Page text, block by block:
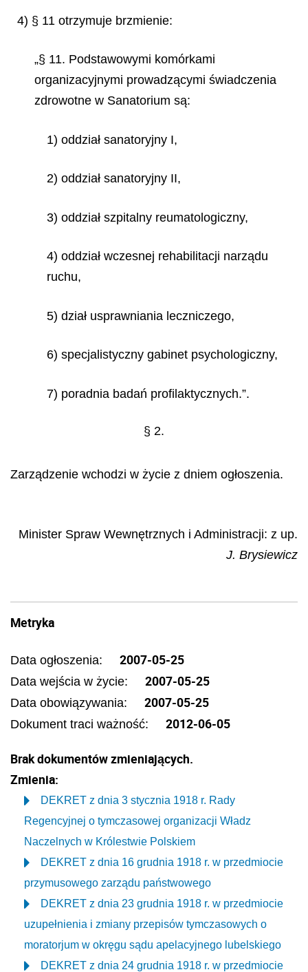
4) § 11 otrzymuje brzmienie:
„§ 11. Podstawowymi komórkami
organizacyjnymi prowadzącymi świadczenia
zdrowotne w Sanatorium są:
1) oddział sanatoryjny I,
2) oddział sanatoryjny II,
3) oddział szpitalny reumatologiczny,
4) oddział wczesnej rehabilitacji narządu
ruchu,
5) dział usprawniania leczniczego,
6) specjalistyczny gabinet psychologiczny,
7) poradnia badań profilaktycznych.”.
§ 2.
Zarządzenie wchodzi w życie z dniem ogłoszenia.
Minister Spraw Wewnętrznych i Administracji: z up.
J. Brysiewicz
Metryka
Data ogłoszenia: 2007-05-25
Data wejścia w życie: 2007-05-25
Data obowiązywania: 2007-05-25
Dokument traci ważność: 2012-06-05
Brak dokumentów zmieniających.
Zmienia:
DEKRET z dnia 3 stycznia 1918 r. Rady
Regencyjnej o tymczasowej organizacji Władz
Naczelnych w Królestwie Polskiem
DEKRET z dnia 16 grudnia 1918 r. w przedmiocie
przymusowego zarządu państwowego
DEKRET z dnia 23 grudnia 1918 r. w przedmiocie
uzupełnienia i zmiany przepisów tymczasowych o
moratorjum w okręgu sądu apelacyjnego lubelskiego
DEKRET z dnia 24 grudnia 1918 r. w przedmiocie